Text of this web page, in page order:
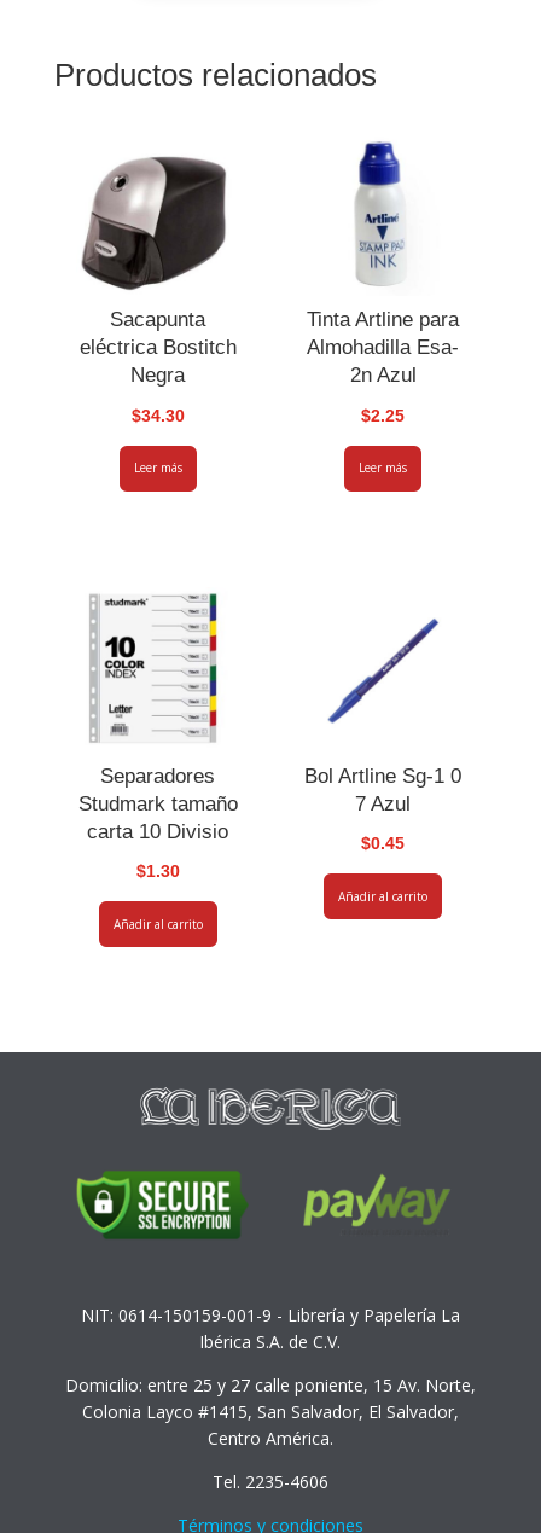
Productos relacionados
Sacapunta
eléctrica Bostitch
Negra
$34.30
Leer más
Tinta Artline para
Almohadilla Esa-
2n Azul
$2.25
Leer más
Separadores
Studmark tamaño
carta 10 Divisio
$1.30
Añadir al carrito
Bol Artline Sg-1 0
7 Azul
$0.45
Añadir al carrito
NIT: 0614-150159-001-9 - Librería y Papelería La
Ibérica S.A. de C.V.
Domicilio: entre 25 y 27 calle poniente, 15 Av. Norte,
Colonia Layco #1415, San Salvador, El Salvador,
Centro América.
Tel. 2235-4606
Términos y condiciones